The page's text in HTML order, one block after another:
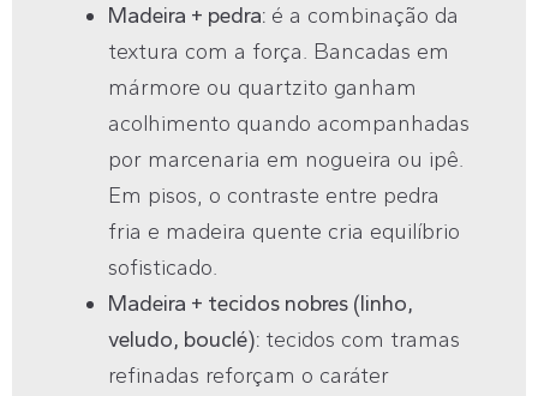
Madeira + pedra: é a combinação da
textura com a força. Bancadas em
mármore ou quartzito ganham
acolhimento quando acompanhadas
por marcenaria em nogueira ou ipê.
Em pisos, o contraste entre pedra
fria e madeira quente cria equilíbrio
sofisticado.
Madeira + tecidos nobres (linho,
veludo, bouclé): tecidos com tramas
refinadas reforçam o caráter